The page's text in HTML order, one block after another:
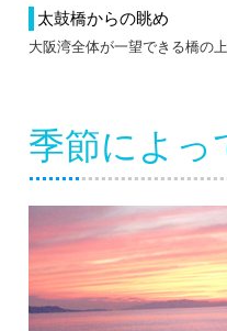
太鼓橋からの眺め
大阪湾全体が一望できる橋の
季節によっ